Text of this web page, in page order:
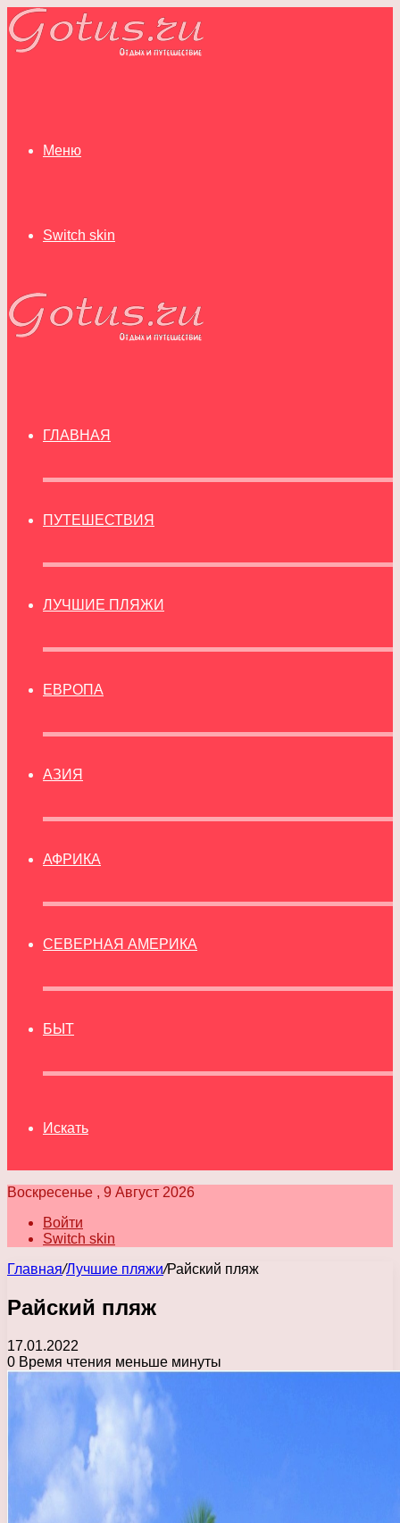
Меню
Switch skin
ГЛАВНАЯ
ПУТЕШЕСТВИЯ
ЛУЧШИЕ ПЛЯЖИ
ЕВРОПА
АЗИЯ
АФРИКА
СЕВЕРНАЯ АМЕРИКА
БЫТ
Искать
Воскресенье , 9 Август 2026
Войти
Switch skin
Главная/Лучшие пляжи/Райский пляж
Райский пляж
17.01.2022
0 Время чтения меньше минуты